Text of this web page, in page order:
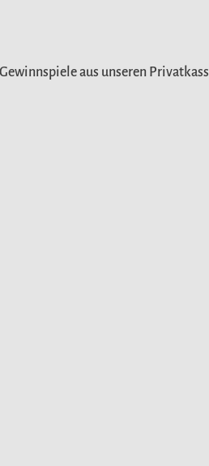
aus unseren